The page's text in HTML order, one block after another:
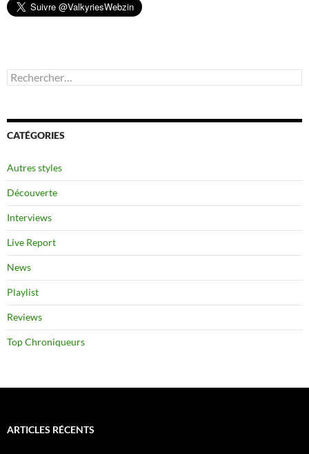
Rechercher :
CATÉGORIES
Autres styles
Découverte
Interviews
Live Report
News
Playlist
Reviews
Top Chroniqueurs
ARTICLES RÉCENTS